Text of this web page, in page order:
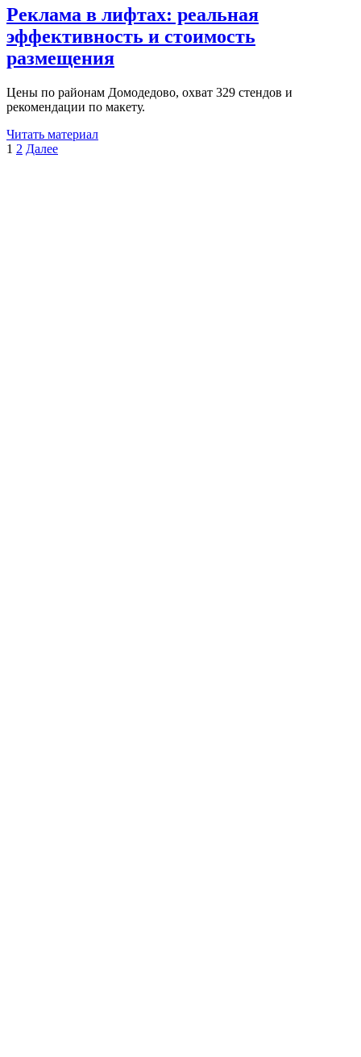
лифтах:
реальная
эффективность
стоимость
Реклама в лифтах: реальная
эффективность и стоимость
размещения
Цены по районам Домодедово, охват 329 стендов и
рекомендации по макету.
Читать материал
1 2 Далее